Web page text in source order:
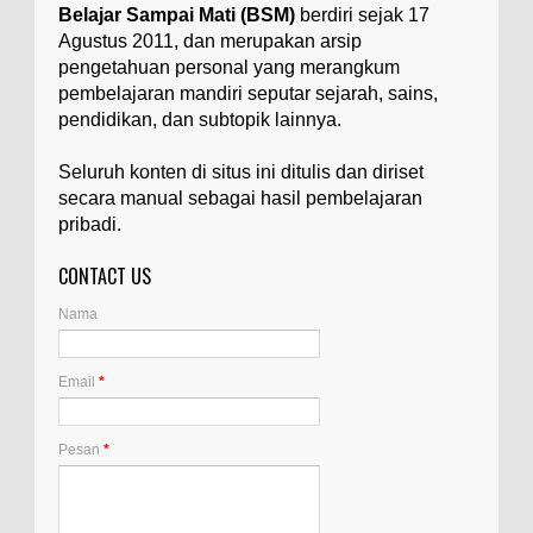
Ilustrasi/utakatikotak.com Badan Golgi (disebut
pula aparatus Golgi, kompleks Golgi, atau
diktiosom) adalah organel yang dikaitkan
denga...
Apakah UFO Benar-benar Ada?
Ilustrasi/istimewa Sebagian orang percaya UFO
UFO benar-benar tidak ada. Manakah yang
benar...
juga dikenal sebagai "jagung permata kaca",
adalah varietas unik dari tanaman jagung...
Apa Itu Artemia, dan Dimana Mereka
Hidup?
Belajar Sampai Mati (BSM) berdiri sejak 17
Agustus 2011, dan merupakan arsip
pengetahuan personal yang merangkum
pembelajaran mandiri seputar sejarah, sains,
pendidikan, dan subtopik lainnya.
Seluruh konten di situs ini ditulis dan diriset
secara manual sebagai hasil pembelajaran
pribadi.
CONTACT US
Nama
Email *
Pesan *